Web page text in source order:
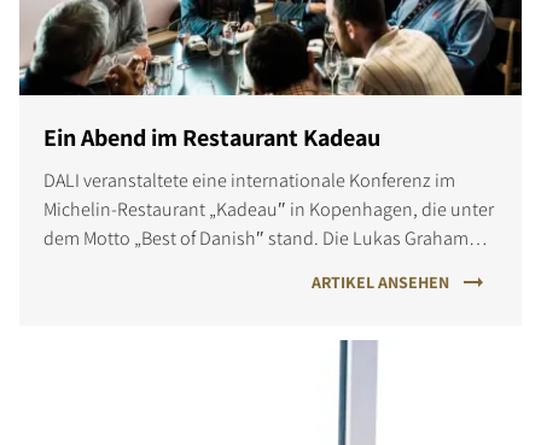
Ein Abend im Restaurant Kadeau
DALI veranstaltete eine internationale Konferenz im
Michelin-Restaurant „Kadeau″ in Kopenhagen, die unter
dem Motto „Best of Danish″ stand. Die Lukas Graham
ARTIKEL ANSEHEN